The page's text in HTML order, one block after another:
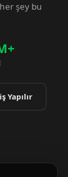
şey bu
Yapılır